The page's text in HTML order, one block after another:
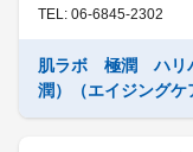
TEL: 06-6845-2302
肌ラボ 極潤 ハリ
潤）（エイジングケ